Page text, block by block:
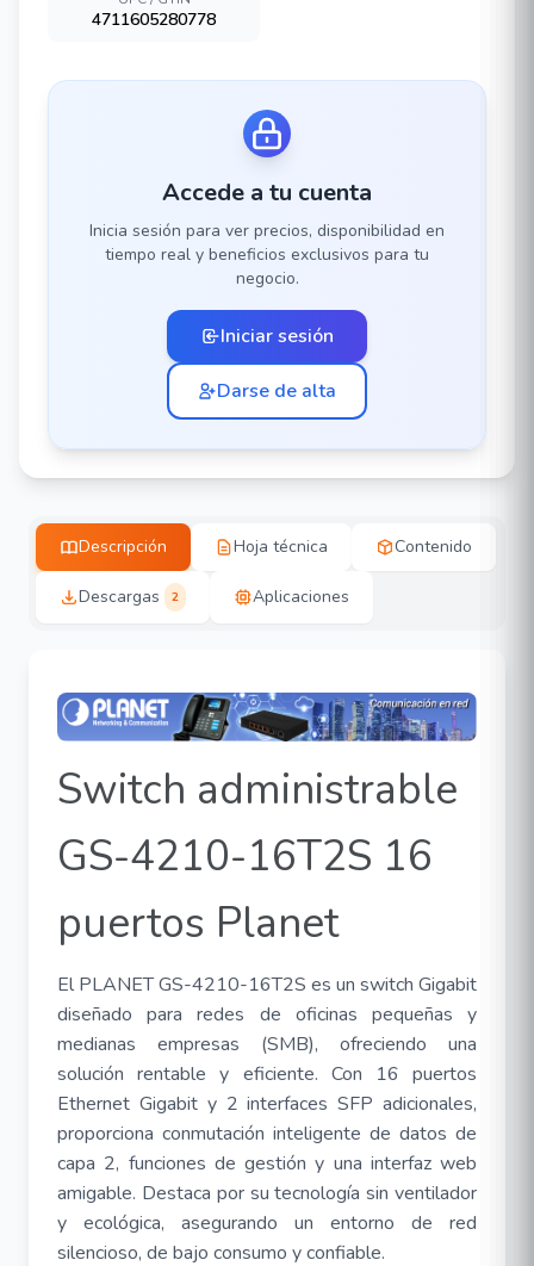
4711605280778
Accede a tu cuenta
Inicia sesión para ver precios, disponibilidad en
tiempo real y beneficios exclusivos para tu
negocio.
Iniciar sesión
Darse de alta
Descripción Hoja técnica Contenido
Descargas 2 Aplicaciones
Switch administrable
GS-4210-16T2S 16
puertos Planet
El PLANET GS-4210-16T2S es un switch Gigabit
diseñado para redes de oficinas pequeñas y
medianas empresas (SMB), ofreciendo una
solución rentable y eficiente. Con 16 puertos
Ethernet Gigabit y 2 interfaces SFP adicionales,
proporciona conmutación inteligente de datos de
capa 2, funciones de gestión y una interfaz web
amigable. Destaca por su tecnología sin ventilador
y ecológica, asegurando un entorno de red
silencioso, de bajo consumo y confiable.